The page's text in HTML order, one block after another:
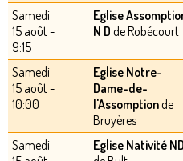
Samedi
15 août -
9:15
Eglise
N D de Robécourt
Samedi
15 août -
10:00
Eglise Notre-
Dame-de-
l'Assomptionde
Bruyères
Samedi
Eglise Nativité ND